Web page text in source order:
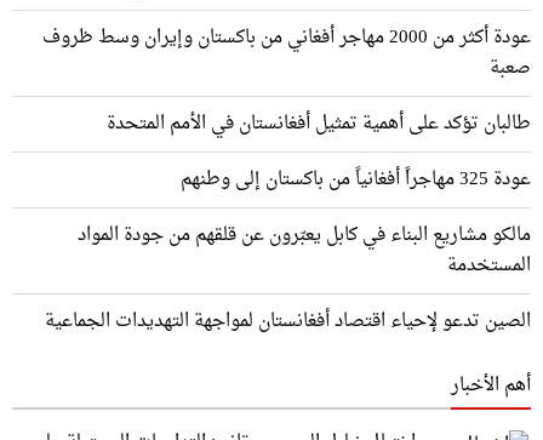
عودة أكثر من 2000 مهاجر أفغاني من باكستان وإيران وسط ظروف
صعبة
طالبان تؤكد على أهمية تمثيل أفغانستان في الأمم المتحدة
عودة 325 مهاجراً أفغانياً من باكستان إلى وطنهم
مالكو مشاريع البناء في كابل يعبّرون عن قلقهم من جودة المواد
المستخدمة
الصين تدعو لإحياء اقتصاد أفغانستان لمواجهة التهديدات الجماعية
أهم الأخبار